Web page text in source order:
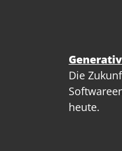
Die
heute.